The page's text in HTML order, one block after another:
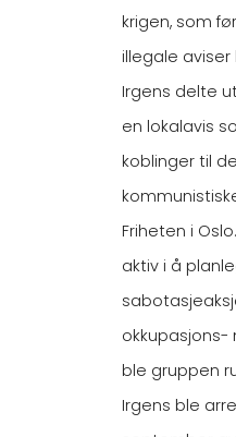
krigen, som
illegale
Irgens delte
en lokalavis
koblinger til
Friheten i
aktiv i å
okkupasjons-
ble gruppen
Irgens ble